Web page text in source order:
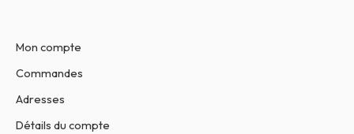
Mon compte
Commandes
Adresses
Détails du compte